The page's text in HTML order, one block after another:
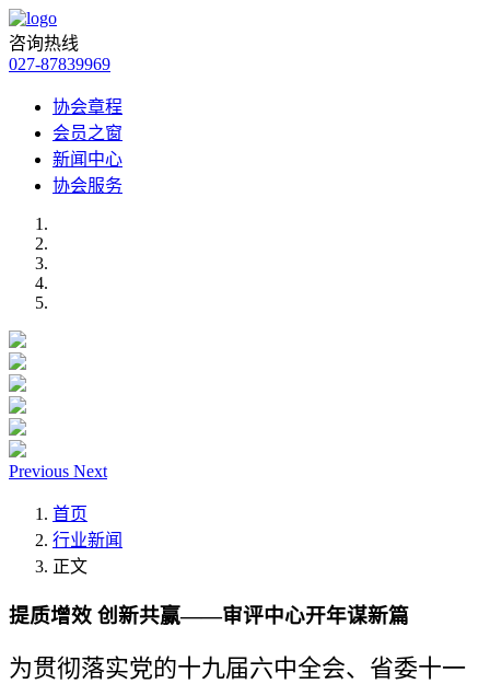
咨询热线
027-87839969
协会章程
会员之窗
新闻中心
协会服务
Previous Next
首页
行业新闻
正文
提质增效 创新共赢——审评中心开年谋新篇
为贯彻落实党的十九届六中全会、省委十一